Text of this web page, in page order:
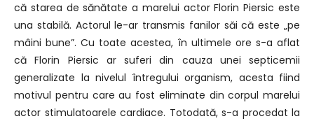
că starea de sănătate a marelui actor Florin Piersic este
una stabilă. Actorul le-ar transmis fanilor săi că este „pe
mâini bune”. Cu toate acestea, în ultimele ore s-a aflat
că Florin Piersic ar suferi din cauza unei septicemii
generalizate la nivelul întregului organism, acesta fiind
motivul pentru care au fost eliminate din corpul marelui
actor stimulatoarele cardiace. Totodată, s-a procedat la